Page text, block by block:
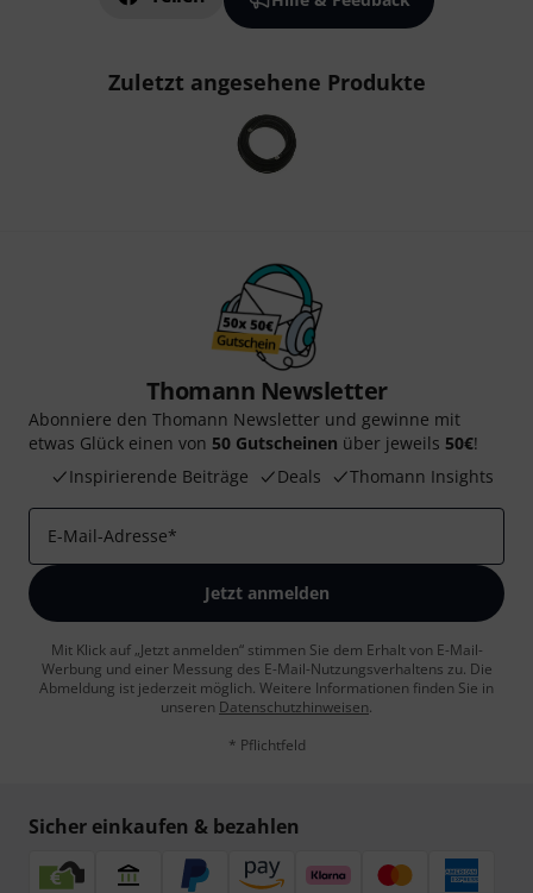
Zuletzt angesehene Produkte
Thomann Newsletter
Abonniere den Thomann Newsletter und gewinne mit
etwas Glück einen von 50 Gutscheinen über jeweils 50€!
Inspirierende Beiträge
Deals Thomann Insights
E-Mail-Adresse*
Jetzt anmelden
Mit Klick auf „Jetzt anmelden“ stimmen Sie dem Erhalt von E-Mail-
Werbung und einer Messung des E-Mail-Nutzungsverhaltens zu. Die
Abmeldung ist jederzeit möglich. Weitere Informationen finden Sie in
unseren Datenschutzhinweisen.
* Pflichtfeld
Sicher einkaufen & bezahlen